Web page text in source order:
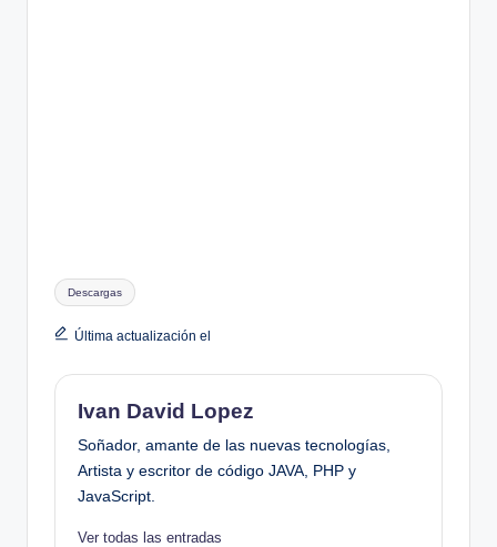
Etiquetas:
Descargas
Última actualización el
Ivan David Lopez
Soñador, amante de las nuevas tecnologías,
Artista y escritor de código JAVA, PHP y
JavaScript.
Ver todas las entradas